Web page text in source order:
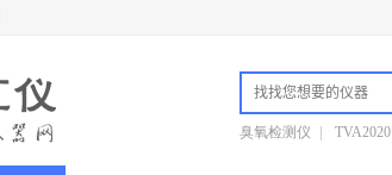
臭氧检测仪 TVA2020